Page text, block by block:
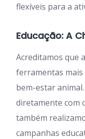
flexíveis para a
Educação: A
Acreditamos que
ferramentas
bem-estar
diretamente com
também
campanhas